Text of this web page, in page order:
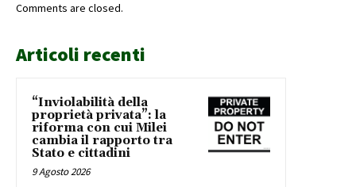
Comments are closed.
Articoli recenti
“Inviolabilità della
proprietà privata”: la
riforma con cui Milei
cambia il rapporto tra
Stato e cittadini
9 Agosto 2026